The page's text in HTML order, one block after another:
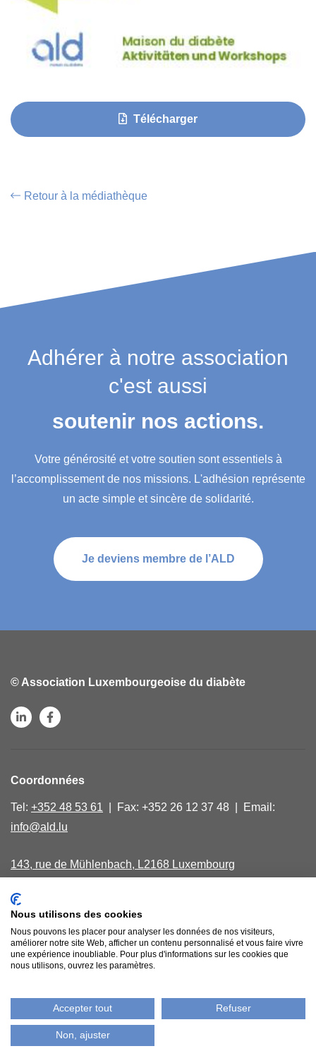
Télécharger
Retour à la médiathèque
Adhérer à notre association
c'est aussi
soutenir nos actions.
Votre générosité et votre soutien sont essentiels à
l’accomplissement de nos missions. L'adhésion représente
un acte simple et sincère de solidarité.
Je deviens membre de l’ALD
© Association Luxembourgeoise du diabète
Coordonnées
Tel: +352 48 53 61 | Fax: +352 26 12 37 48 | Email:
info@ald.lu
143, rue de Mühlenbach, L2168 Luxembourg
40, avenue Salentiny, L 9040 Ettelbruck
Jeudi matin sur rendez-vous
Politique de confidentialité
Nous utilisons des cookies
Nous pouvons les placer pour analyser les données de nos visiteurs,
améliorer notre site Web, afficher un contenu personnalisé et vous faire vivre
une expérience inoubliable. Pour plus d'informations sur les cookies que
nous utilisons, ouvrez les paramètres.
Accepter tout Refuser
Non, ajuster